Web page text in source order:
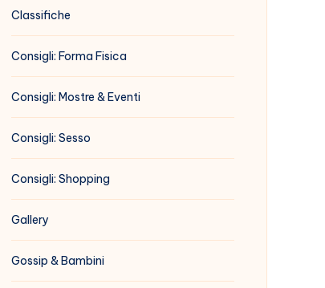
Classifiche
Consigli: Forma Fisica
Consigli: Mostre & Eventi
Consigli: Sesso
Consigli: Shopping
Gallery
Gossip & Bambini